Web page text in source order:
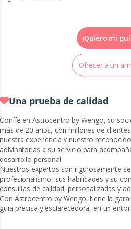
¡Quiero mi
Ofrecer a un
Una prueba de calidad
Confíe en Astrocentro by Wengo, su
más de 20 años, con millones de
nuestra experiencia y nuestro
adivinatorias a su servicio para
desarrollo personal.
Nuestros expertos son rigurosamente
profesionalismo, sus habilidades y su
consultas de calidad, personalizadas y
Con Astrocentro by Wengo, tiene la
guía precisa y esclarecedora, en un